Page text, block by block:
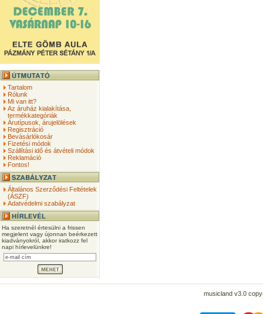
Tartalom
Rólunk
Mi van itt?
Az áruház kialakítása,
termékkategóriák
Árutípusok, árujelölések
Regisztráció
Bevásárlókosár
Fizetési módok
Szállítási idő és átvételi módok
Reklamáció
Fontos!
Általános Szerződési Feltételek
(ÁSZF)
Adatvédelmi szabályzat
Ha szeretnél értesülni a frissen
megjelent vagy újonnan beérkezett
kiadványokról, akkor iratkozz fel
napi hírlevelünkre!
musicland v3.0